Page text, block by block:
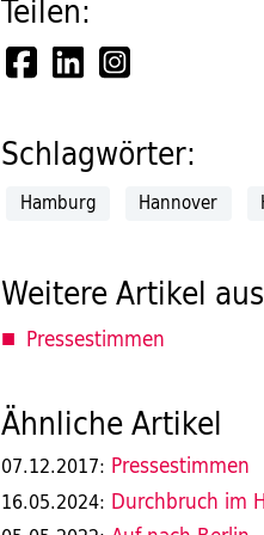
Teilen:
Schlagwörter:
Hamburg Hannover
Weitere Artikel
Pressestimmen
Ähnliche Artikel
07.12.2017: Pressestimmen
16.05.2024: Durchbruch im